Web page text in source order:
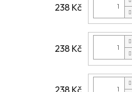
238 Kč
238 Kč